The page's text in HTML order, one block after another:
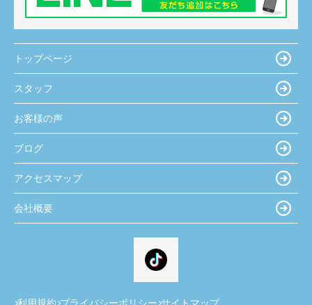
トップページ
スタッフ
お客様の声
ブログ
アクセスマップ
会社概要